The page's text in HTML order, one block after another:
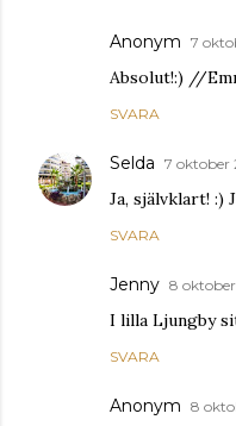
Anonym 7
Absolut!:) //
SVARA
Selda 7 oktober
Ja, självklart! :)
SVARA
Jenny 8 oktober
I lilla Ljungby
SVARA
Anonym 8